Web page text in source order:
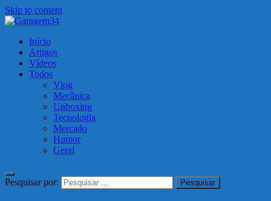
Skip to content
Garagem34
Motos, carros, tecnologia e muito mais!
Início
Artigos
Vídeos
Todos
Vlog
Mecânica
Unboxing
Tecnologia
Mercado
Humor
Geral
Pesquisar por: